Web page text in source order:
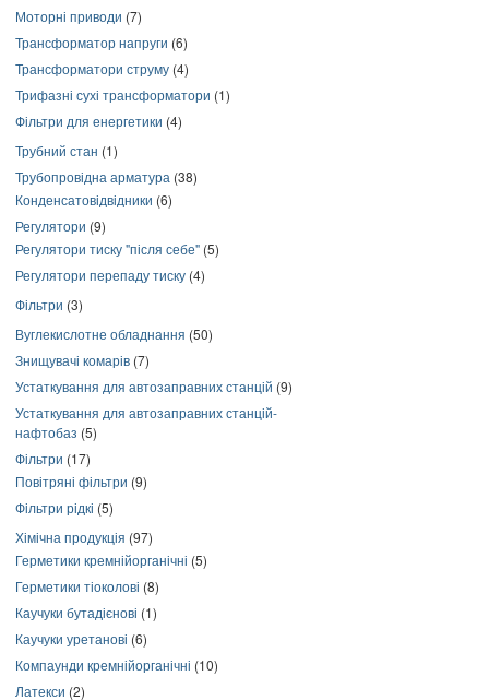
Моторні приводи (7)
Трансформатор напруги (6)
Трансформатори струму (4)
Трифазні сухі трансформатори (1)
Фільтри для енергетики (4)
Трубний стан (1)
Трубопровідна арматура (38)
Конденсатовідвідники (6)
Регулятори (9)
Регулятори тиску "після себе" (5)
Регулятори перепаду тиску (4)
Фільтри (3)
Вуглекислотне обладнання (50)
Знищувачі комарів (7)
Устаткування для автозаправних станцій (9)
Устаткування для автозаправних станцій-
нафтобаз (5)
Фільтри (17)
Повітряні фільтри (9)
Фільтри рідкі (5)
Хімічна продукція (97)
Герметики кремнійорганічні (5)
Герметики тіоколові (8)
Каучуки бутадієнові (1)
Каучуки уретанові (6)
Компаунди кремнійорганічні (10)
Латекси (2)